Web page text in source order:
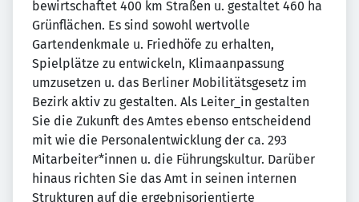
bewirtschaftet 400 km Straßen u. gestaltet 460 ha
Grünflächen. Es sind sowohl wertvolle
Gartendenkmale u. Friedhöfe zu erhalten,
Spielplätze zu entwickeln, Klimaanpassung
umzusetzen u. das Berliner Mobilitätsgesetz im
Bezirk aktiv zu gestalten. Als Leiter_in gestalten
Sie die Zukunft des Amtes ebenso entscheidend
mit wie die Personalentwicklung der ca. 293
Mitarbeiter*innen u. die Führungskultur. Darüber
hinaus richten Sie das Amt in seinen internen
Strukturen auf die ergebnisorientierte